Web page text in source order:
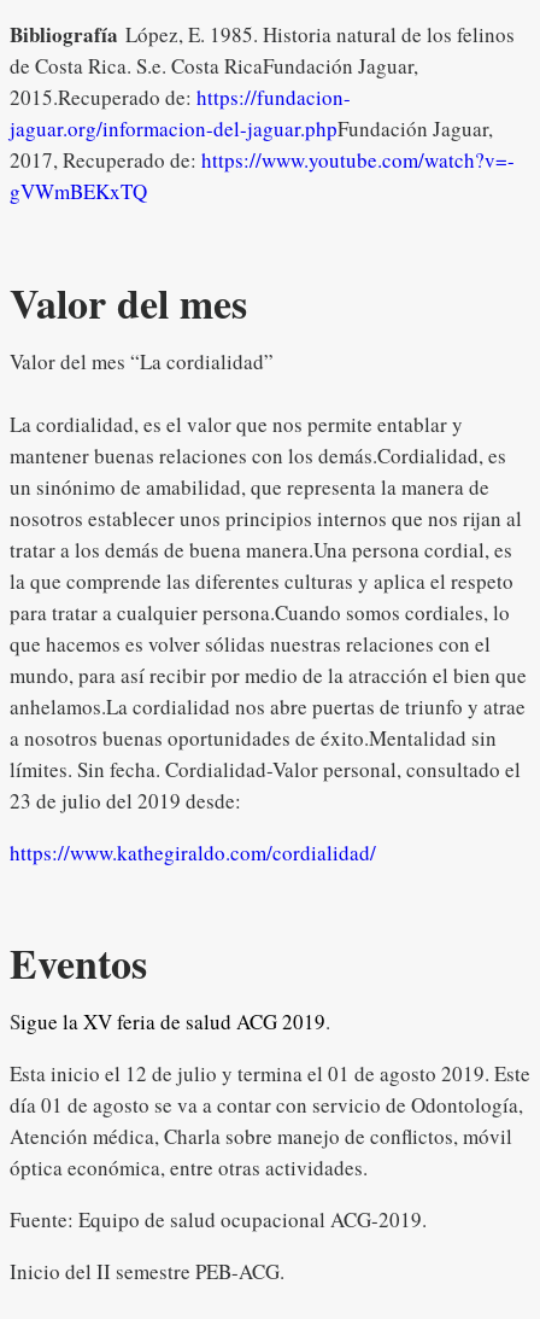
Bibliografía López, E. 1985. Historia natural de los felinos
de Costa Rica. S.e. Costa RicaFundación Jaguar,
2015.Recuperado de: https://fundacion-
jaguar.org/informacion-del-jaguar.phpFundación Jaguar,
2017, Recuperado de: https://www.youtube.com/watch?v=-
gVWmBEKxTQ
Valor del mes
Valor del mes “La cordialidad”
La cordialidad, es el valor que nos permite entablar y
mantener buenas relaciones con los demás.Cordialidad, es
un sinónimo de amabilidad, que representa la manera de
nosotros establecer unos principios internos que nos rijan al
tratar a los demás de buena manera.Una persona cordial, es
la que comprende las diferentes culturas y aplica el respeto
para tratar a cualquier persona.Cuando somos cordiales, lo
que hacemos es volver sólidas nuestras relaciones con el
mundo, para así recibir por medio de la atracción el bien que
anhelamos.La cordialidad nos abre puertas de triunfo y atrae
a nosotros buenas oportunidades de éxito.Mentalidad sin
límites. Sin fecha. Cordialidad-Valor personal, consultado el
23 de julio del 2019 desde:
https://www.kathegiraldo.com/cordialidad/
Eventos
Sigue la XV feria de salud ACG 2019.
Esta inicio el 12 de julio y termina el 01 de agosto 2019. Este
día 01 de agosto se va a contar con servicio de Odontología,
Atención médica, Charla sobre manejo de conflictos, móvil
óptica económica, entre otras actividades.
Fuente: Equipo de salud ocupacional ACG-2019.
Inicio del II semestre PEB-ACG.